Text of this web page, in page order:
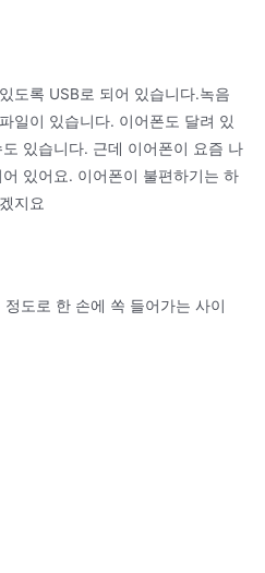
도록 USB로 되어 있습니다.녹음
일이 있습니다. 이어폰도 달려 있
있습니다. 근데 이어폰이 요즘 나
있어요. 이어폰이 불편하기는 하
지요
도로 한 손에 쏙 들어가는 사이